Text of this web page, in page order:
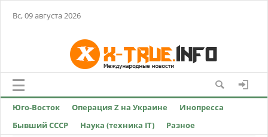
Вс, 09 августа 2026
Юго-Восток Операция Z на Украине
Инопресса
Бывший СССР
Наука (техника IT) Разное